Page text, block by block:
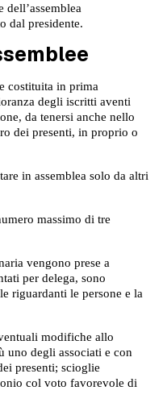
dal presidente.
costituita in prima
degli iscritti aventi
da tenersi anche nello
dei presenti, in proprio o
in assemblea solo da altri
massimo di tre
vengono prese a
per delega, sono
riguardanti le persone e la
modifiche allo
uno degli associati e con
presenti; scioglie
col voto favorevole di